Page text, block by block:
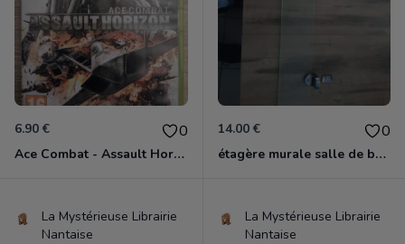
6.90 € 0
Ace Combat - Assault Horizon Xbox 360
14.00 € 0
étagère murale salle de bain
La Mystérieuse Librairie
Nantaise
La Mystérieuse Librairie
Nantaise